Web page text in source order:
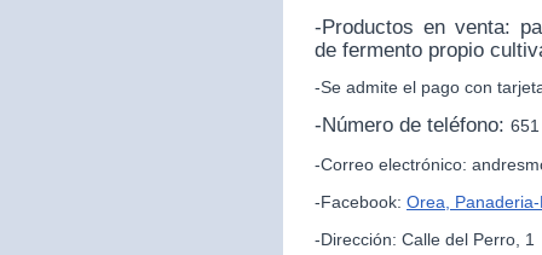
-Productos en venta:
de fermento propio
-Se admite el pago con
-Número de teléfono:
-Correo electrónico:
-Facebook: Orea,
-Dirección: Calle del Perro, 1